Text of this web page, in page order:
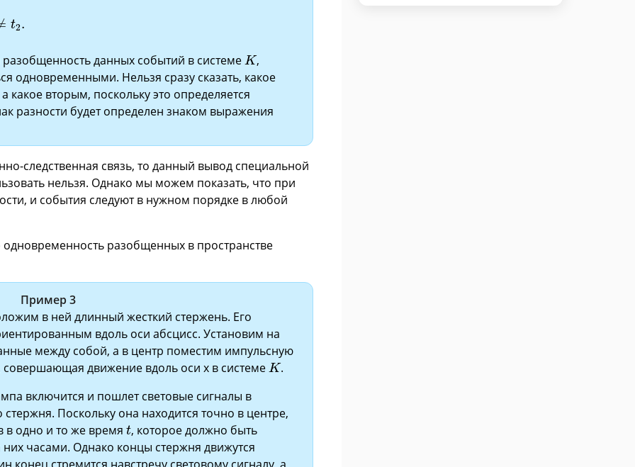
t2.
разобщенность данных событий в системе K
K ,
одновременными. Нельзя сразу сказать, какое
какое вторым, поскольку это определяется
разности будет определен знаком выражения
следственная связь, то данный вывод специальной
нельзя. Однако мы можем показать, что при
и события следуют в нужном порядке в любой
разобщенных в пространстве
Пример 3
в ней длинный жесткий стержень. Его
вдоль оси абсцисс. Установим на
между собой, а в центр поместим импульсную
совершающая движение вдоль оси x в системе K
K .
включится и пошлет световые сигналы в
Поскольку она находится точно в центре,
в одно и то же время t
t, которое должно быть
часами. Однако концы стержня движутся